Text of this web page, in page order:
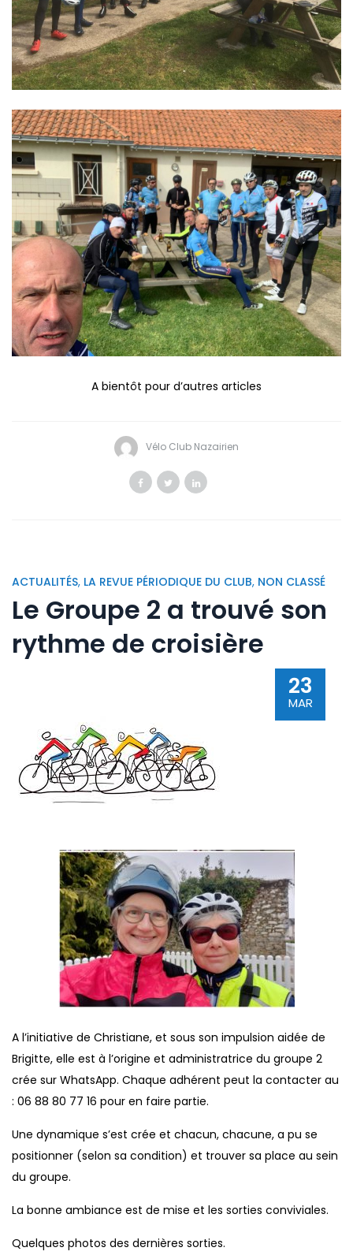
A bientôt pour d’autres articles
Vélo Club Nazairien
ACTUALITÉS, LA REVUE PÉRIODIQUE DU CLUB, NON CLASSÉ
Le Groupe 2 a trouvé son
rythme de croisière
23
MAR
A l’initiative de Christiane, et sous son impulsion aidée de
Brigitte, elle est à l’origine et administratrice du groupe 2
crée sur WhatsApp. Chaque adhérent peut la contacter au
: 06 88 80 77 16 pour en faire partie.
Une dynamique s’est crée et chacun, chacune, a pu se
positionner (selon sa condition) et trouver sa place au sein
du groupe.
La bonne ambiance est de mise et les sorties conviviales.
Quelques photos des dernières sorties.